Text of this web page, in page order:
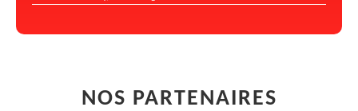
NOS PARTENAIRES